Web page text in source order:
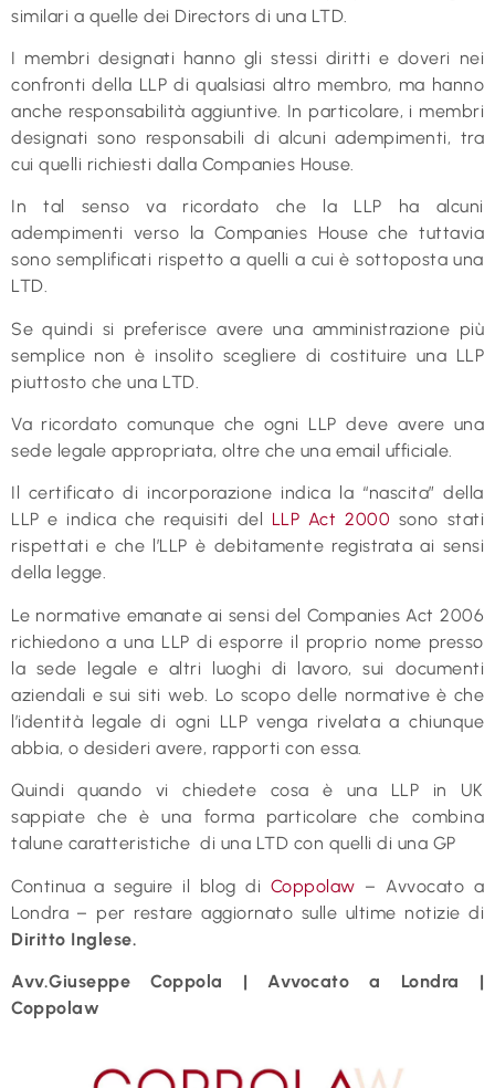
similari a quelle dei Directors di una LTD.
I membri designati hanno gli stessi diritti e doveri nei
confronti della LLP di qualsiasi altro membro, ma hanno
anche responsabilità aggiuntive. In particolare, i membri
designati sono responsabili di alcuni adempimenti, tra
cui quelli richiesti dalla Companies House.
In tal senso va ricordato che la LLP ha alcuni
adempimenti verso la Companies House che tuttavia
sono semplificati rispetto a quelli a cui è sottoposta una
LTD.
Se quindi si preferisce avere una amministrazione più
semplice non è insolito scegliere di costituire una LLP
piuttosto che una LTD.
Va ricordato comunque che ogni LLP deve avere una
sede legale appropriata, oltre che una email ufficiale.
Il certificato di incorporazione indica la “nascita” della
LLP e indica che requisiti del LLP Act 2000 sono stati
rispettati e che l’LLP è debitamente registrata ai sensi
della legge.
Le normative emanate ai sensi del Companies Act 2006
richiedono a una LLP di esporre il proprio nome presso
la sede legale e altri luoghi di lavoro, sui documenti
aziendali e sui siti web. Lo scopo delle normative è che
l’identità legale di ogni LLP venga rivelata a chiunque
abbia, o desideri avere, rapporti con essa.
Quindi quando vi chiedete cosa è una LLP in UK
sappiate che è una forma particolare che combina
talune caratteristiche di una LTD con quelli di una GP
Continua a seguire il blog di Coppolaw – Avvocato a
Londra – per restare aggiornato sulle ultime notizie di
Diritto Inglese.
Avv.Giuseppe Coppola | Avvocato a Londra |
Coppolaw